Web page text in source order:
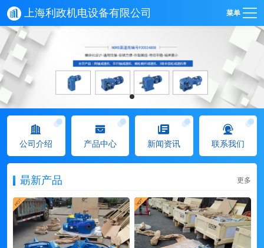
上海利政机电设备有限公司 菜单
公司介绍 产品中心 新闻资讯 联系我们
朂新产品 更多